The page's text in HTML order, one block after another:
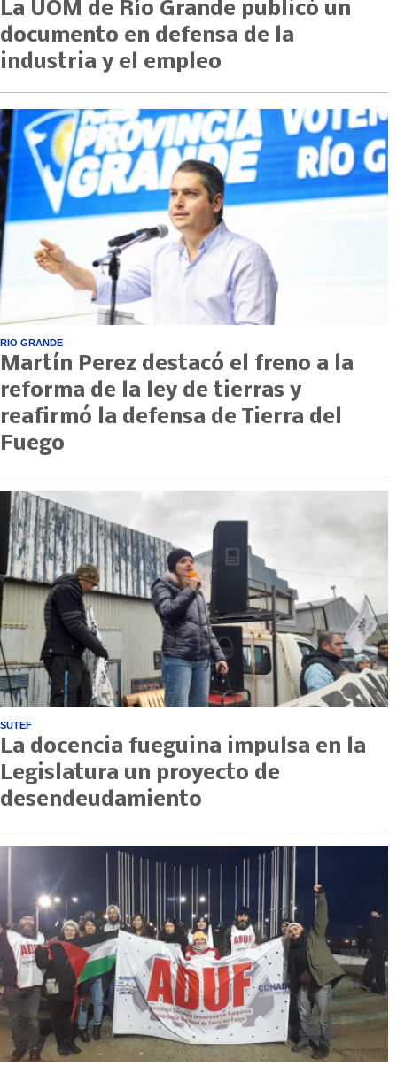
La UOM de Río Grande publicó un
documento en defensa de la
industria y el empleo
RIO GRANDE
Martín Perez destacó el freno a la
reforma de la ley de tierras y
reafirmó la defensa de Tierra del
Fuego
SUTEF
La docencia fueguina impulsa en la
Legislatura un proyecto de
desendeudamiento